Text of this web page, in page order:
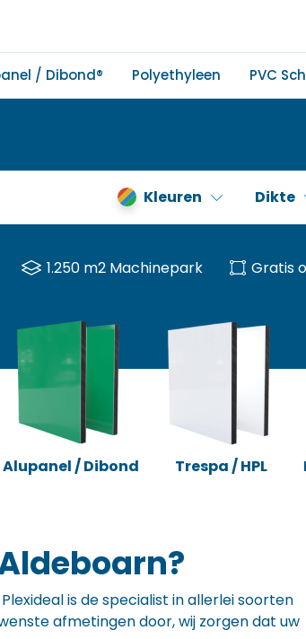
/ Dibond® Polyethyleen PVC
Kleuren Dikte
1.250 m2 Machinepark Gratis
Alupanel / Dibond Trespa / HPL
is de specialist in allerlei soorten
afmetingen door, wij zorgen dat uw